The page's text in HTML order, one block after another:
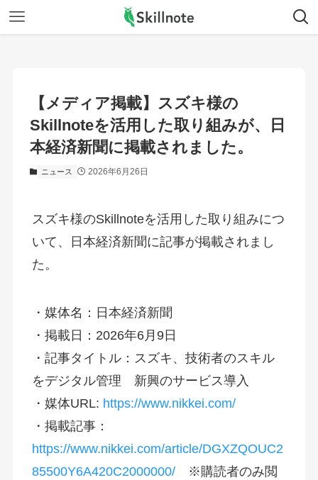
【メディア掲載】スズキ様の
Skillnoteを活用した取り組みが、日
本経済新聞に掲載されました。
ニュース 2026年6月26日
スズキ様のSkillnoteを活用した取り組みにつ
いて、日本経済新聞に記事が掲載されまし
た。
・媒体名：日本経済新聞
・掲載日：2026年6月9日
・記事タイトル：スズキ、技術者のスキル
をデジタル管理 新興のサービス導入
・媒体URL: https://www.nikkei.com/
・掲載記事：
https://www.nikkei.com/article/DGXZQOUC2
85500Y6A420C2000000/※購読者のみ閲